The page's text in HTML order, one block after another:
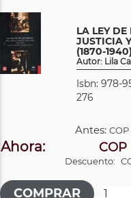
LA LEY
JUSTICIA
(1870-1940)
Autor: Lila
Isbn: 978-
276
Antes:COP
Ahora: COP
Descuento: